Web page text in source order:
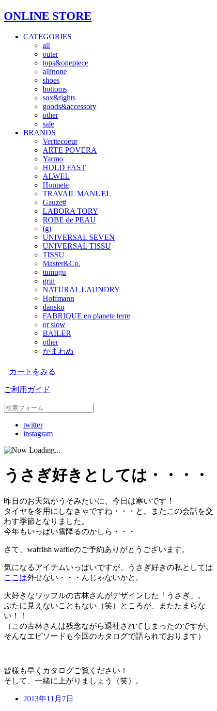
ONLINE STORE
CATEGORIES
all
outer
tops&onepiece
allinone
shoes
bottoms
sox&tights
goods&accessory
other
sale
BRANDS
Veritecoeur
ARTE POVERA
Yarmo
HOLD FAST
ALWEL
Honnete
TRAVAIL MANUEL
Gauze#
LABORA TORY
ROBE de PEAU
(g)
UNIVERSAL SEVEN
UNIVERSAL TISSU
TISSU
Master&Co.
tumugu
grin
NATURAL LAUNDRY
Hoffmann
dansko
FABRIQUE en planete terre
or slow
BAILER
other
かまわぬ
カートをみる
ご利用ガイド
twitter
instagram
うさぎ好きとしては・・・・
昨日のお天気がうそみたいに、今日は寒いです！
タイヤを冬用にしなきゃですね・・・と、またこの会話を交
わす季節となりました。
今年もいっぱい雪降るのかしら・・・
さて、wafflish waffleのご予約ありがとうございます。
気になるアイテムいっぱいですが、うさぎ好きの私としては
ここは外せない・・・んじゃないかと。
大好きなワッフルの古林さんがデザインした「うさぎ」。
ぶたに見えないこともない（笑）ところが、またたまらな
い！！
（この古林さんは残念ながら退社されてしまったのですが、
そんなエピソードも今回のカタログで語られております）
皆様も早くカタログご覧ください！
そして、一緒に上がりましょう（笑）。
2013年11月7日